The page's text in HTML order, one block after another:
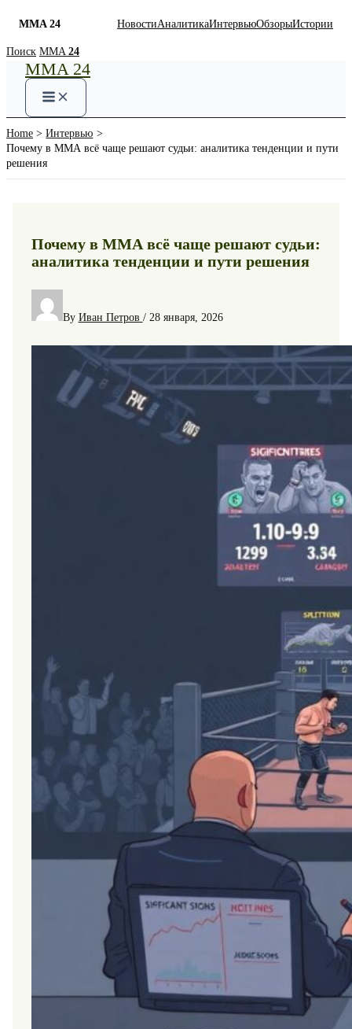
MMA 24 НовостиАналитикаИнтервьюОбзорыИстории
Skip
content
Поиск MMA 24
MMA 24
Home
Интервью
Почему в ММА всё чаще решают судьи: аналитика тенденции и пути
решения
Почему в ММА всё чаще решают судьи:
аналитика тенденции и пути решения
By Иван Петров / 28 января, 2026